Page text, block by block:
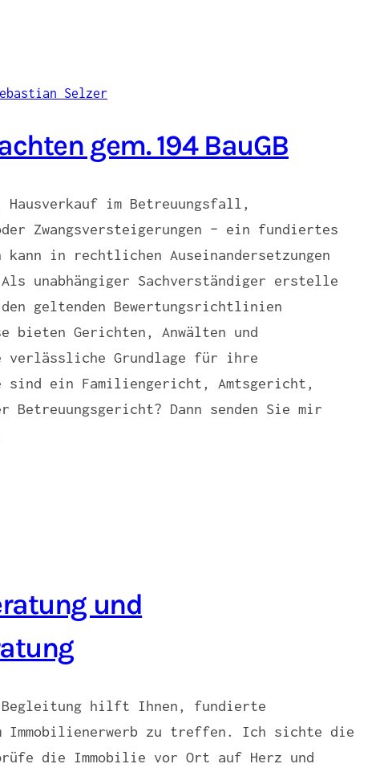
gem. 194 BauGB
Hausverkauf im Betreuungsfall,
Zwangsversteigerungen – ein fundiertes
kann in rechtlichen Auseinandersetzungen
unabhängiger Sachverständiger erstelle
geltenden Bewertungsrichtlinien
bieten Gerichten, Anwälten und
verlässliche Grundlage für ihre
sind ein Familiengericht, Amtsgericht,
Betreuungsgericht? Dann senden Sie mir
und
Begleitung hilft Ihnen, fundierte
Immobilienerwerb zu treffen. Ich sichte die
die Immobilie vor Ort auf Herz und